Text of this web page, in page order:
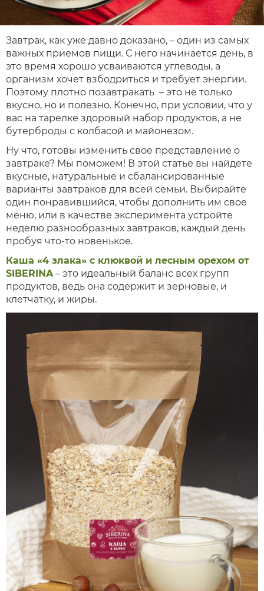
Завтрак, как уже давно доказано, – один из самых
важных приемов пищи. С него начинается день, в
это время хорошо усваиваются углеводы, а
организм хочет взбодриться и требует энергии.
Поэтому плотно позавтракать – это не только
вкусно, но и полезно. Конечно, при условии, что у
вас на тарелке здоровый набор продуктов, а не
бутерброды с колбасой и майонезом.
Ну что, готовы изменить свое представление о
завтраке? Мы поможем! В этой статье вы найдете
вкусные, натуральные и сбалансированные
варианты завтраков для всей семьи. Выбирайте
один понравившийся, чтобы дополнить им свое
меню, или в качестве эксперимента устройте
неделю разнообразных завтраков, каждый день
пробуя что-то новенькое.
Каша «4 злака» с клюквой и лесным орехом от
SIBERINA– это идеальный баланс всех групп
продуктов, ведь она содержит и зерновые, и
клетчатку, и жиры.